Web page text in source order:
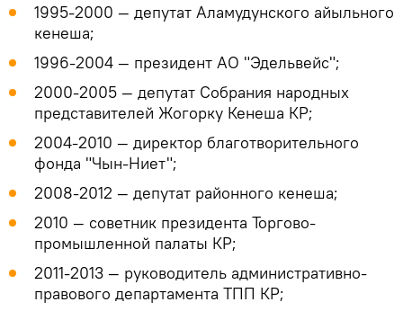
1995-2000 — депутат Аламудунского айыльного
кенеша;
1996-2004 — президент АО "Эдельвейс";
2000-2005 — депутат Собрания народных
представителей Жогорку Кенеша КР;
2004-2010 — директор благотворительного
фонда "Чын-Ниет";
2008-2012 — депутат районного кенеша;
2010 — советник президента Торгово-
промышленной палаты КР;
2011-2013 — руководитель административно-
правового департамента ТПП КР;